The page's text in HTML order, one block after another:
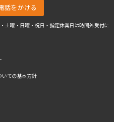
話をかける
土曜・日曜・祝日・指定休業日は時間外受付に
ての基本方針